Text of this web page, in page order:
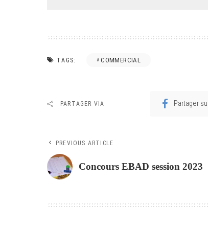
TAGS: COMMERCIAL
PARTAGER VIA Partager
PREVIOUS ARTICLE
Concours EBAD session 2023